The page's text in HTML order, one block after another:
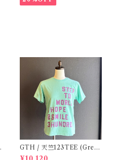
GTH / 天竺123TEE (Gree
n) / Size 1